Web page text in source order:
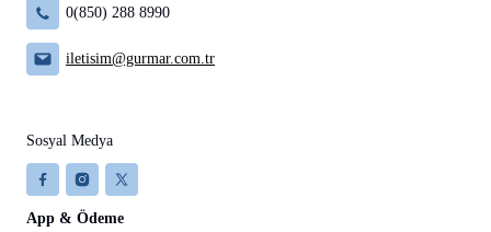
0(850) 288 8990
iletisim@gurmar.com.tr
Sosyal Medya
App & Ödeme